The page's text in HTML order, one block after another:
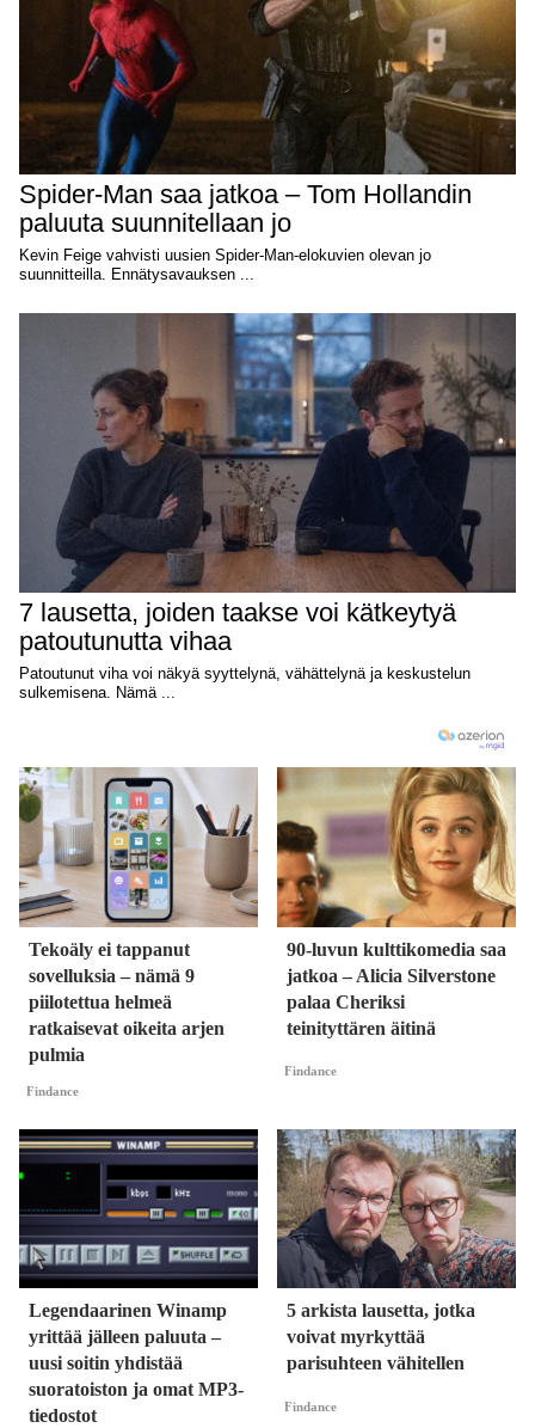
Tekoäly ei tappanut
sovelluksia – nämä 9
piilotettua helmeä
ratkaisevat oikeita arjen
pulmia
Findance
90-luvun kulttikomedia saa
jatkoa – Alicia Silverstone
palaa Cheriksi
teinityttären äitinä
Findance
Legendaarinen Winamp
yrittää jälleen paluuta –
uusi soitin yhdistää
suoratoiston ja omat MP3-
tiedostot
5 arkista lausetta, jotka
voivat myrkyttää
parisuhteen vähitellen
Findance